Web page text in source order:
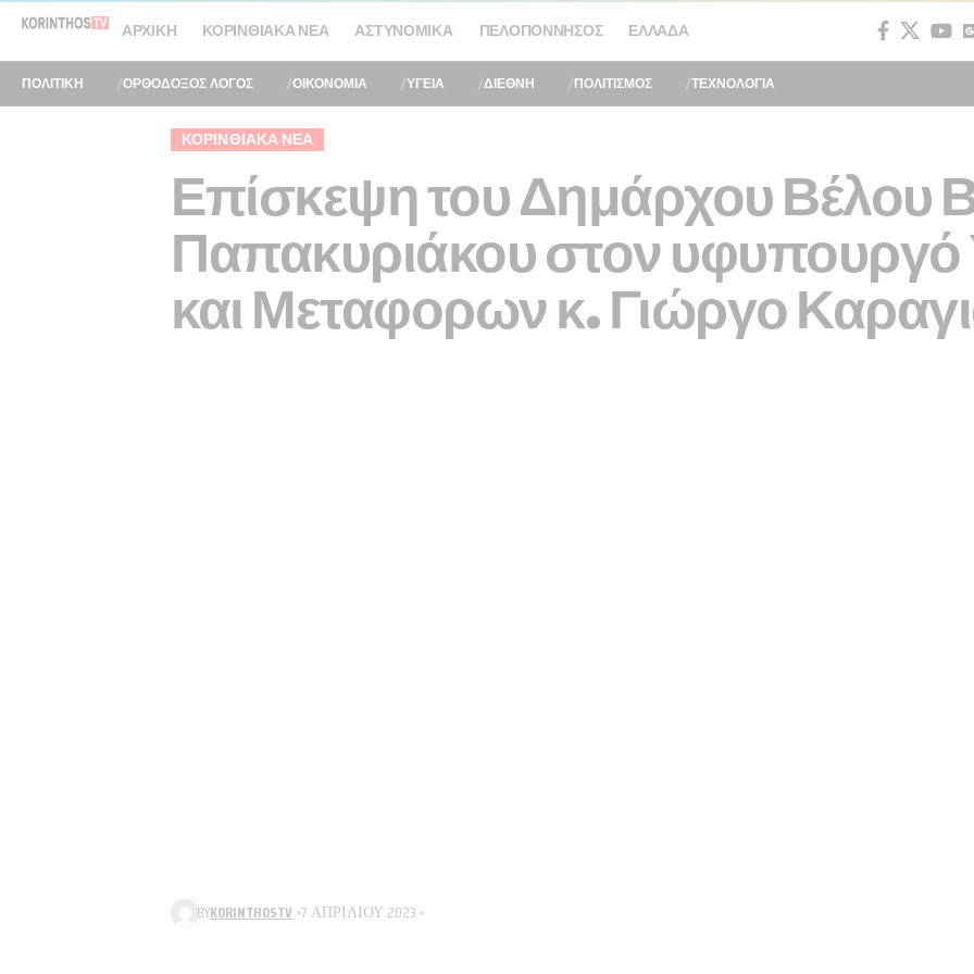
ΑΡΧΙΚΉ ΚΟΡΙΝΘΙΑΚΆ ΝΈΑ ΑΣΤΥΝΟΜΙΚΆ ΠΕΛΟΠΌΝΝΗΣΟΣ ΕΛΛΆΔΑ
ΠΟΛΙΤΙΚΗ ΟΡΘΟΔΟΞΟΣ ΛΟΓΟΣ ΟΙΚΟΝΟΜΙΑ ΥΓΕΙΑ ΔΙΕΘΝΗ ΠΟΛΙΤΙΣΜΟΣ ΤΕΧΝΟΛΟΓΙΑ
ΚΟΡΙΝΘΙΑΚΆ ΝΈΑ
Επίσκεψη του Δημάρχου Βέλου
Παπακυριάκου στον
και Μεταφορων κ. Γιώργο
BYKORINTHOSTV 7 ΑΠΡΙΛΊΟΥ 2023